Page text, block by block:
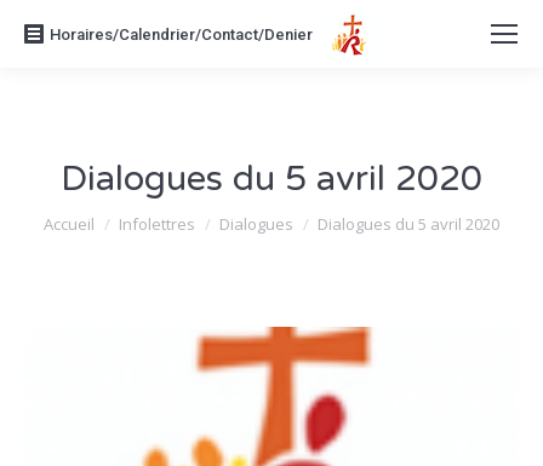
Horaires/Calendrier/Contact/Denier
Dialogues du 5 avril 2020
Vous êtes ici :
Accueil Infolettres Dialogues Dialogues du 5 avril 2020